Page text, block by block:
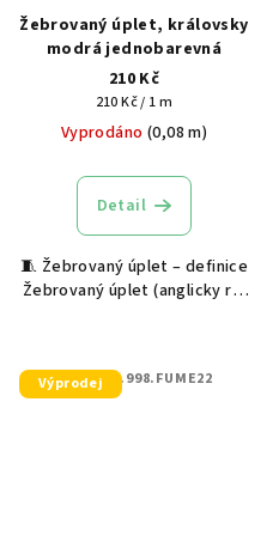
Žebrovaný úplet, královsky
modrá jednobarevná
210 Kč
Měrná
cena:
210 Kč / 1 m
Vyprodáno (0,08 m)
Detail
🧵 Žebrovaný úplet – definice
Žebrovaný úplet (anglicky rib
střídáním lícních a rubových
Výprodej
KÓD:401.998.FUME22